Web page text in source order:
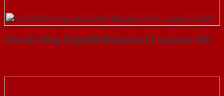
Cửa Gỗ Chống Cháy MDF Melamine P1 van kem-SGD